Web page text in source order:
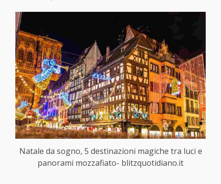
Natale da sogno, 5 destinazioni magiche tra luci e
panorami mozzafiato- blitzquotidiano.it